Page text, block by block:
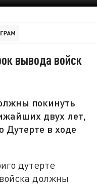
вывода войск
покинуть
двух лет,
Дутерте в ходе
дутерте
должны